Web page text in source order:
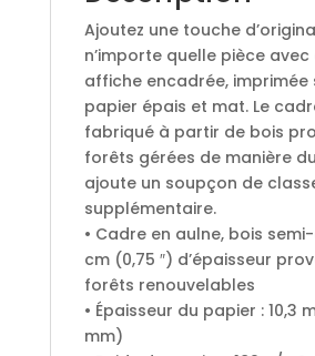
Ajoutez une touche
n’importe quelle pièce
affiche encadrée, imprimée
papier épais et mat. Le
fabriqué à partir de bois
forêts gérées de manière
ajoute un soupçon de
supplémentaire.
• Cadre en aulne, bois
cm (0,75 ″) d’épaisseur
forêts renouvelables
• Épaisseur du papier : 10,3
mm)